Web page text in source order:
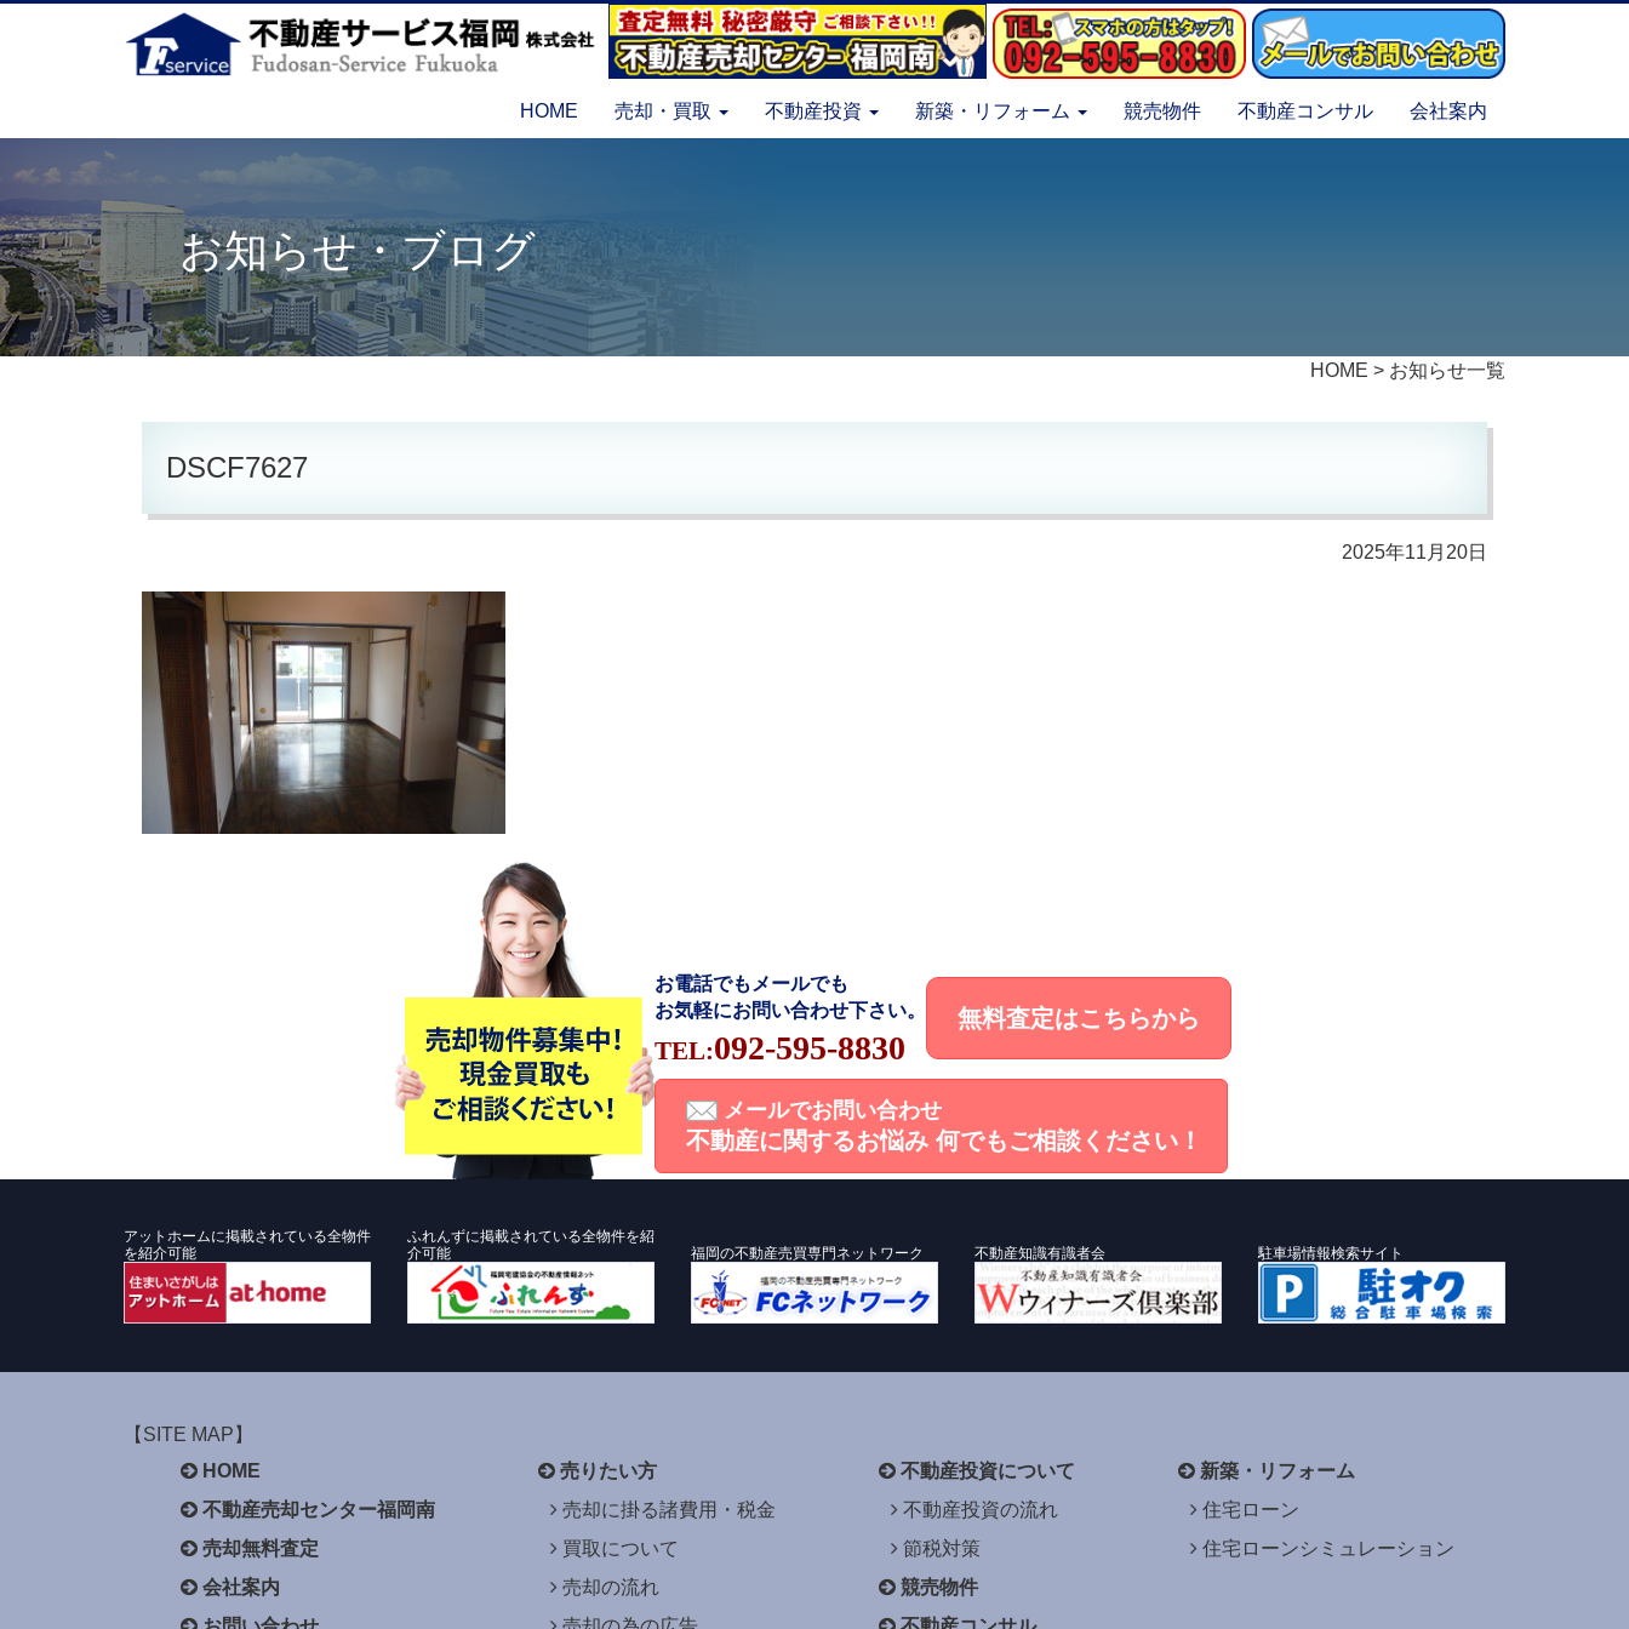
HOME 売却・買取 不動産投資 新築・リフォーム 競売物件 不動産コンサル 会社案内
お知らせ・ブログ
HOME > お知らせ一覧
DSCF7627
2025年11月20日
お電話でもメールでも
お気軽にお問い合わせ下さい。
TEL:092-595-8830
無料査定はこちらから
メールでお問い合わせ
不動産に関するお悩み 何でもご相談ください！
アットホームに掲載されている全物件
を紹介可能
ふれんずに掲載されている全物件を紹
介可能
福岡の不動産売買専門ネットワーク 不動産知識有識者会 駐車場情報検索サイト
【SITE MAP】
HOME
不動産売却センター福岡南
売却無料査定
会社案内
売りたい方
売却に掛る諸費用・税金
買取について
売却の流れ
不動産投資について
不動産投資の流れ
節税対策
競売物件
新築・リフォーム
住宅ローン
住宅ローンシミュレーション